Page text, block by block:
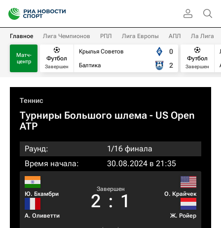
Главное Лига Чемпионов РПЛ Лига Европы АПЛ Ла Лига
Матч-
центр
Футбол
Завершен
Крылья Советов
Балтика
0
2
Футбол
Завершен
Теннис
Турниры Большого шлема - US Open
ATP
Раунд:
1/16 финала
Время начала:
30.08.2024 в 21:35
Ю. Бхамбри
А. Оливетти
Завершен
2 : 1 О. Крайчек
Ж. Ройер